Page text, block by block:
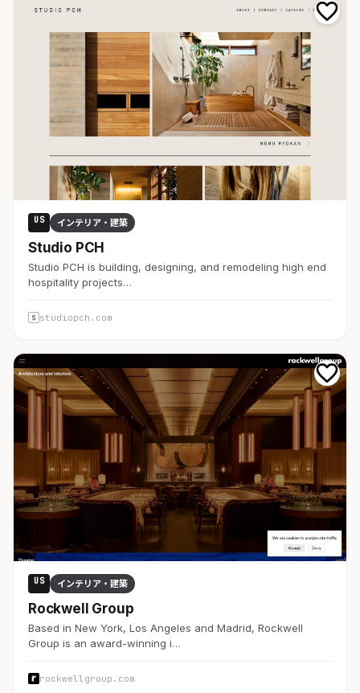
US インテリア・建築
Studio PCH
Studio PCH is building, designing, and remodeling high end
hospitality projects…
studiopch.com
US インテリア・建築
Rockwell Group
Based in New York, Los Angeles and Madrid, Rockwell
Group is an award-winning i…
rockwellgroup.com